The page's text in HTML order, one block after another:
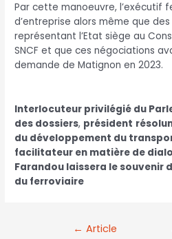
Par cette manoeuvre, l’exécutif
d’entreprise alors même que
représentant l’Etat siège au
SNCF et que ces négociations
demande de Matignon en 2023.
Interlocuteur privilégié du
des dossiers, président
du développement du
facilitateur en matière de
Farandou laissera le souvenir
du ferroviaire
← Article